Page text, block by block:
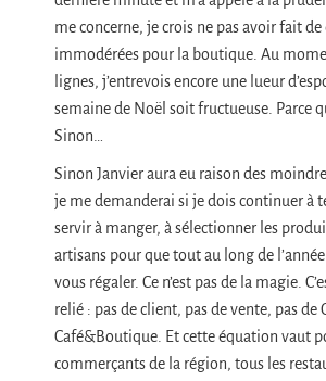
me concerne, je crois ne pas avoir fait de
immodérées pour la boutique. Au
lignes, j’entrevois encore une lueur
semaine de Noël soit fructueuse. Parce
Sinon…
Sinon Janvier aura eu raison des
je me demanderai si je dois continuer à
servir à manger, à sélectionner les
artisans pour que tout au long de
vous régaler. Ce n’est pas de la magie.
relié : pas de client, pas de vente, pas de
Café&Boutique. Et cette équation vaut
commerçants de la région, tous les